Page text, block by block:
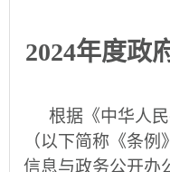
2024年度政
根据《中华人
（以下简称《条
信息与政务公开办